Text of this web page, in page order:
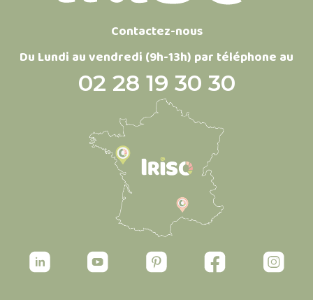
Contactez-nous
Du Lundi au vendredi (9h-13h) par téléphone au
02 28 19 30 30